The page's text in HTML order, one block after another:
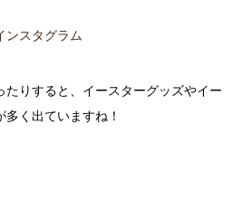
ンスタグラム
たりすると、イースターグッズやイー
く出ていますね！